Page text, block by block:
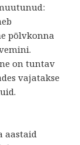
põlvkonna
on tuntav
vajatakse
aastaid